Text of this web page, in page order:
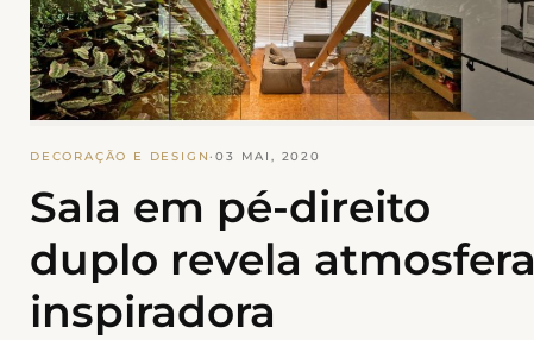
DECORAÇÃO E DESIGN·03 MAI, 2020
Sala em pé-direito
duplo revela atmosfera
inspiradora